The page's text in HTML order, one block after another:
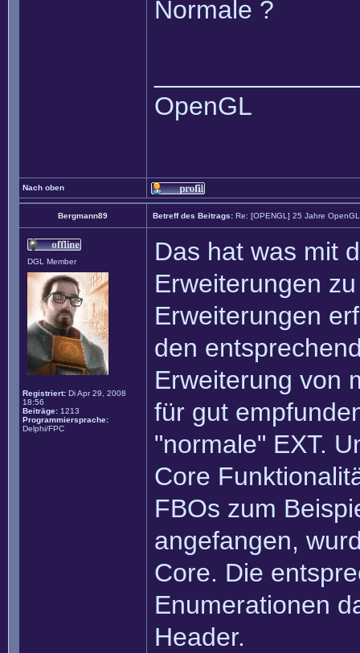
Normale ?
OpenGL
Nach oben
Bergmann89 Betreff des Beitrags: Re: [OPENGL] 25 Jahre
DGL Member
Registriert: Di Apr 29, 2008
18:56
Beiträge: 1213
Programmiersprache:
Delphi/FPC
Das hat was mit
Erweiterungen
Erweiterungen
den
Erweiterung von
für gut
"normale" EXT.
Core
FBOs zum
angefangen,
Core. Die
Enumerationen
Header.